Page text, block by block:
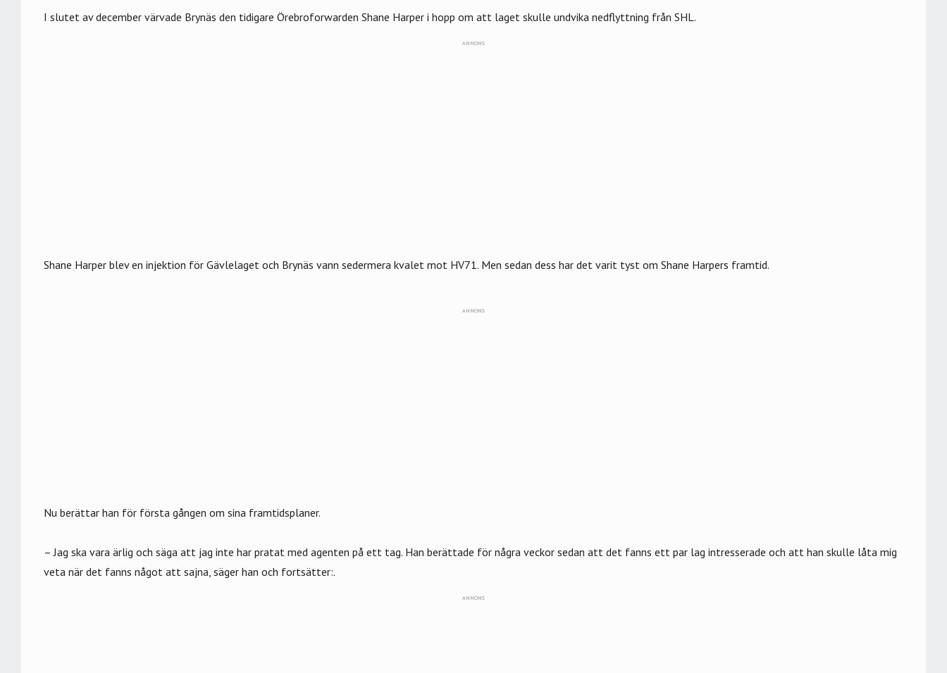
I slutet av december värvade Brynäs den tidigare Örebroforwarden Shane Harper i hopp om att laget skulle undvika nedflyttning från SHL.
ANNONS
Shane Harper blev en injektion för Gävlelaget och Brynäs vann sedermera kvalet mot HV71. Men sedan dess har det varit tyst om Shane Harpers framtid.
ANNONS
Nu berättar han för första gången om sina framtidsplaner.
– Jag ska vara ärlig och säga att jag inte har pratat med agenten på ett tag. Han berättade för några veckor sedan att det fanns ett par lag intresserade och att han skulle låta mig
veta när det fanns något att sajna, säger han och fortsätter:.
ANNONS